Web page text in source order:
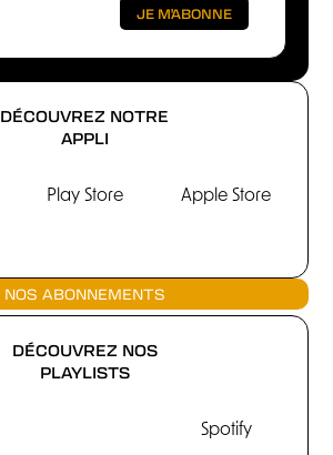
DÉCOUVREZ NOTRE
APPLI
Play Store Apple Store
NOS ABONNEMENTS
DÉCOUVREZ NOS
PLAYLISTS
Spotify